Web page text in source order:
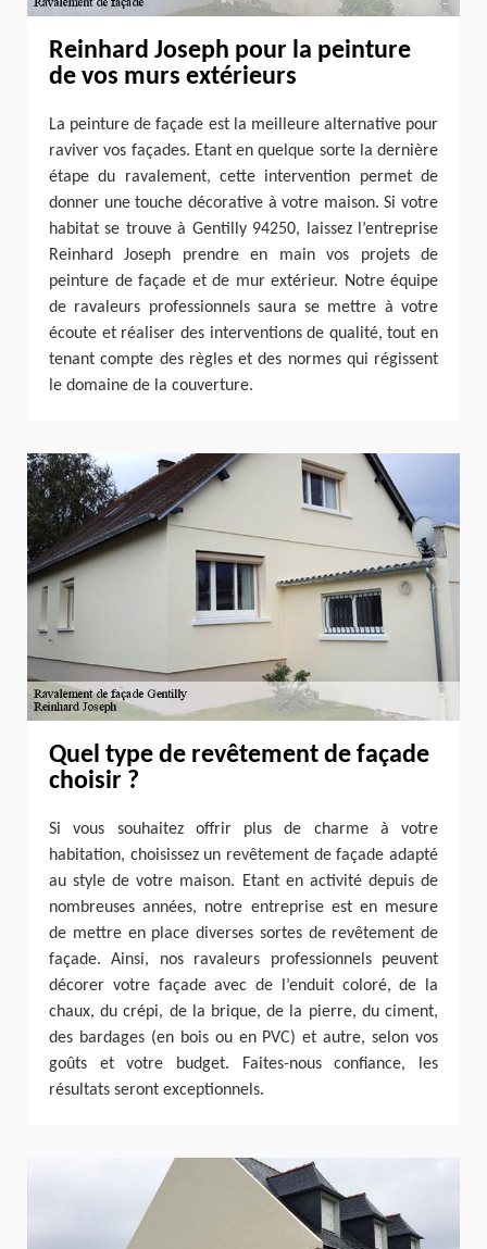
Reinhard Joseph pour la peinture
de vos murs extérieurs
La peinture de façade est la meilleure alternative pour
raviver vos façades. Etant en quelque sorte la dernière
étape du ravalement, cette intervention permet de
donner une touche décorative à votre maison. Si votre
habitat se trouve à Gentilly 94250, laissez l’entreprise
Reinhard Joseph prendre en main vos projets de
peinture de façade et de mur extérieur. Notre équipe
de ravaleurs professionnels saura se mettre à votre
écoute et réaliser des interventions de qualité, tout en
tenant compte des règles et des normes qui régissent
le domaine de la couverture.
Quel type de revêtement de façade
choisir ?
Si vous souhaitez offrir plus de charme à votre
habitation, choisissez un revêtement de façade adapté
au style de votre maison. Etant en activité depuis de
nombreuses années, notre entreprise est en mesure
de mettre en place diverses sortes de revêtement de
façade. Ainsi, nos ravaleurs professionnels peuvent
décorer votre façade avec de l’enduit coloré, de la
chaux, du crépi, de la brique, de la pierre, du ciment,
des bardages (en bois ou en PVC) et autre, selon vos
goûts et votre budget. Faites-nous confiance, les
résultats seront exceptionnels.